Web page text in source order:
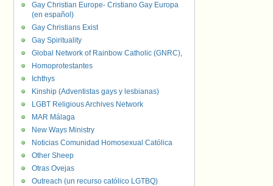
Gay Christian Europe- Cristiano Gay Europa
(en español)
Gay Christians Exist
Gay Spirituality
Global Network of Rainbow Catholic (GNRC),
Homoprotestantes
Ichthys
Kinship (Adventistas gays y lesbianas)
LGBT Religious Archives Network
MAR Málaga
New Ways Ministry
Noticias Comunidad Homosexual Católica
Other Sheep
Otras Ovejas
Outreach (un recurso católico LGTBQ)